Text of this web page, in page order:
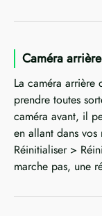
Caméra
La caméra
prendre toutes
caméra avant, il
en allant dans
Réinitialiser >
marche pas, une